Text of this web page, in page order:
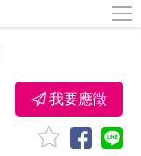
我要應徵